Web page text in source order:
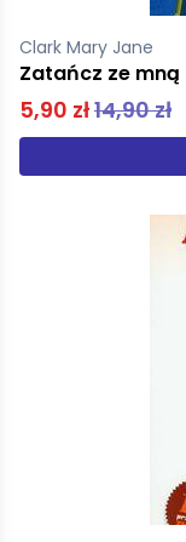
Clark Mary Jane
Zatańcz ze mną
5,90 zł14,90 zł